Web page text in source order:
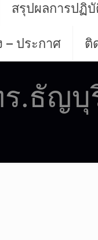
สรุปผลการปฏิ
– ประกาศ ติ
.ธัญบุ